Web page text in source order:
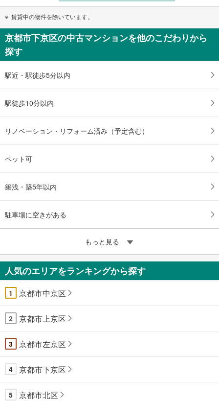
賃貸中の物件を除いています。
京都市下京区の中古マンションを他のこだわりから
探す
駅近・駅徒歩5分以内
駅徒歩10分以内
リノベーション・リフォーム済み（予定含む）
ペット可
築浅・築5年以内
駐車場に空きがある
もっと見る
人気のエリアをランキングから探す
1 京都市中京区
2 京都市上京区
3 京都市左京区
4 京都市下京区
5 京都市北区